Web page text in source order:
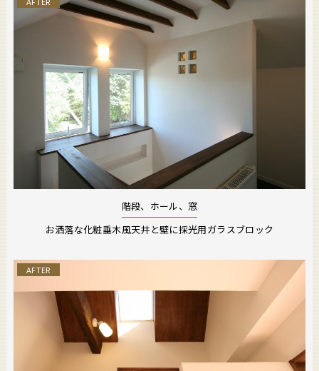
階段、ホール、窓
お洒落な化粧垂木風天井と壁に採光用ガラスブロック
AFTER